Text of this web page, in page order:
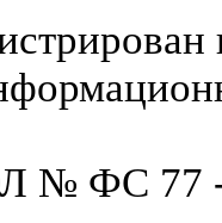
№ ФС 77